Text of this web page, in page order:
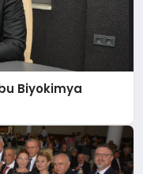
Biyokimya